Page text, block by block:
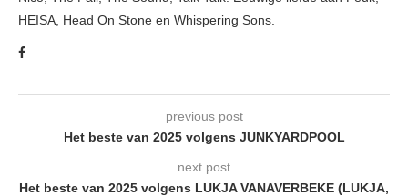
HEISA, Head On Stone en Whispering Sons.
previous post
Het beste van 2025 volgens JUNKYARDPOOL
next post
Het beste van 2025 volgens LUKJA VANAVERBEKE (LUKJA,